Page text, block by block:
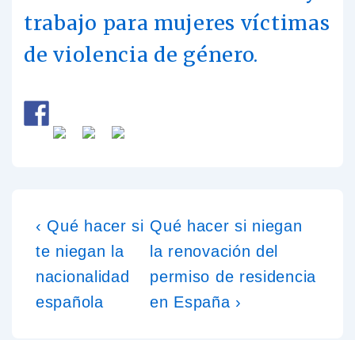
trabajo para mujeres víctimas
de violencia de género.
‹ Qué hacer si
te niegan la
nacionalidad
española
Qué hacer si niegan
la renovación del
permiso de residencia
en España ›